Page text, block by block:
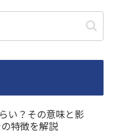
い？その意味と影
特徴を解説